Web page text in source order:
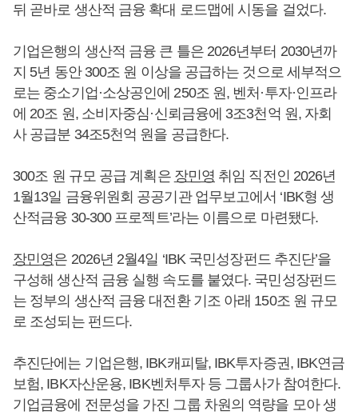
뒤 곧바로 생산적 금융 확대 로드맵에 시동을 걸었다.
기업은행의 생산적 금융 큰 틀은 2026년부터 2030년까
지 5년 동안 300조 원 이상을 공급하는 것으로 세부적으
로는 중소기업·소상공인에 250조 원, 벤처·투자·인프라
에 20조 원, 소비자중심·신뢰금융에 3조3천억 원, 자회
사 공급분 34조5천억 원을 공급한다.
300조 원 규모 공급 계획은 장민영 취임 직전인 2026년
1월13일 금융위원회 공공기관 업무보고에서 ‘IBK형 생
산적금융 30-300 프로젝트’라는 이름으로 마련됐다.
장민영은 2026년 2월4일 ‘IBK 국민성장펀드 추진단’을
구성해 생산적 금융 실행 속도를 붙였다. 국민성장펀드
는 정부의 생산적 금융 대전환 기조 아래 150조 원 규모
로 조성되는 펀드다.
추진단에는 기업은행, IBK캐피탈, IBK투자증권, IBK연금
보험, IBK자산운용, IBK벤처투자 등 그룹사가 참여한다.
기업금융에 전문성을 가진 그룹 차원의 역량을 모아 생